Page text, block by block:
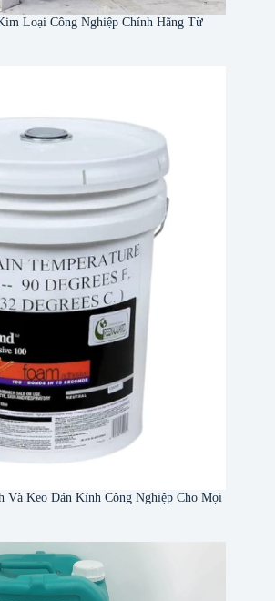
Loại Công Nghiệp Chính Hãng Từ
Và Keo Dán Kính Công Nghiệp Cho Mọi